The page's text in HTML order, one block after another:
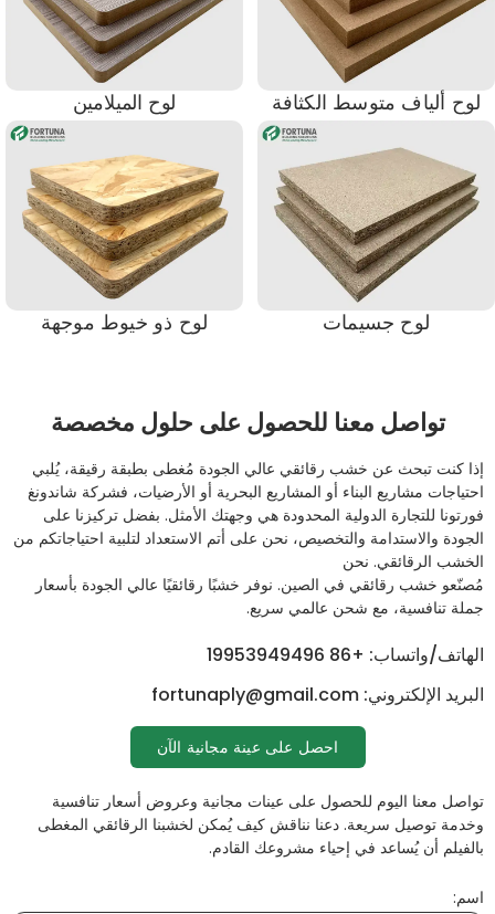
لوح ألياف متوسط ​​الكثافة لوح الميلامين
لوح جسيمات لوح ذو خيوط موجهة
تواصل معنا للحصول على حلول مخصصة
إذا كنت تبحث عن خشب رقائقي عالي الجودة مُغطى بطبقة رقيقة، يُلبي
احتياجات مشاريع البناء أو المشاريع البحرية أو الأرضيات، فشركة شاندونغ
فورتونا للتجارة الدولية المحدودة هي وجهتك الأمثل. بفضل تركيزنا على
الجودة والاستدامة والتخصيص، نحن على أتم الاستعداد لتلبية احتياجاتكم من
الخشب الرقائقي. نحن
مُصنّعو خشب رقائقي في الصين. نوفر خشبًا رقائقيًا عالي الجودة بأسعار
جملة تنافسية، مع شحن عالمي سريع.
الهاتف/واتساب: +86 19953949496
البريد الإلكتروني: fortunaply@gmail.com
احصل على عينة مجانية الآن
تواصل معنا اليوم للحصول على عينات مجانية وعروض أسعار تنافسية
وخدمة توصيل سريعة. دعنا نناقش كيف يُمكن لخشبنا الرقائقي المغطى
بالفيلم أن يُساعد في إحياء مشروعك القادم.
اسم: